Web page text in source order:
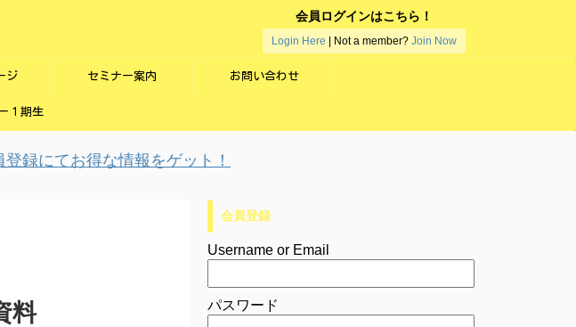
会員ログインはこちら！
Login Here | Not a member? Join Now
ジ セミナー案内 お問い合わせ
１期生
にてお得な情報をゲット！
料
会員登録
Username or Email
パスワード